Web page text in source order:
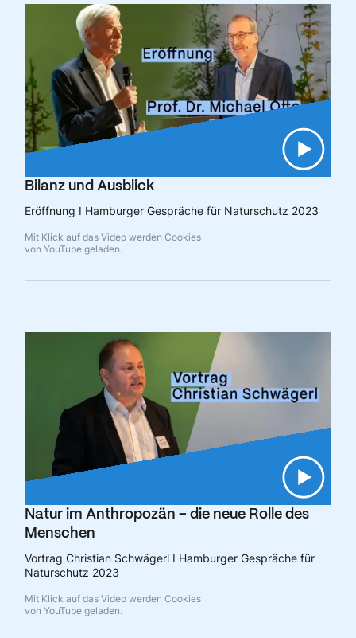
Bilanz und Ausblick
Eröffnung I Hamburger Gespräche für Naturschutz 2023
Mit Klick auf das Video werden Cookies
von YouTube geladen.
Natur im Anthropozän – die neue Rolle des
Menschen
Vortrag Christian Schwägerl I Hamburger Gespräche für
Naturschutz 2023
Mit Klick auf das Video werden Cookies
von YouTube geladen.